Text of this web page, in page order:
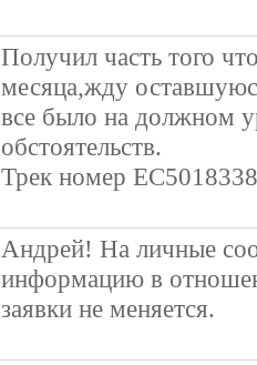
Получил часть того
месяца,жду
все было на должном
обстоятельств.
Трек номер
Андрей! На личные
информацию в
заявки не меняется.